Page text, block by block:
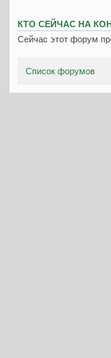
КТО СЕЙЧАС НА
Сейчас этот форум
Список форумов